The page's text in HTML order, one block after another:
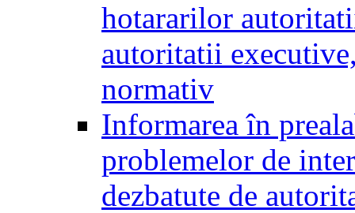
hotararilor
autoritatii
normativ
Informarea în
problemelor de
dezbatute de